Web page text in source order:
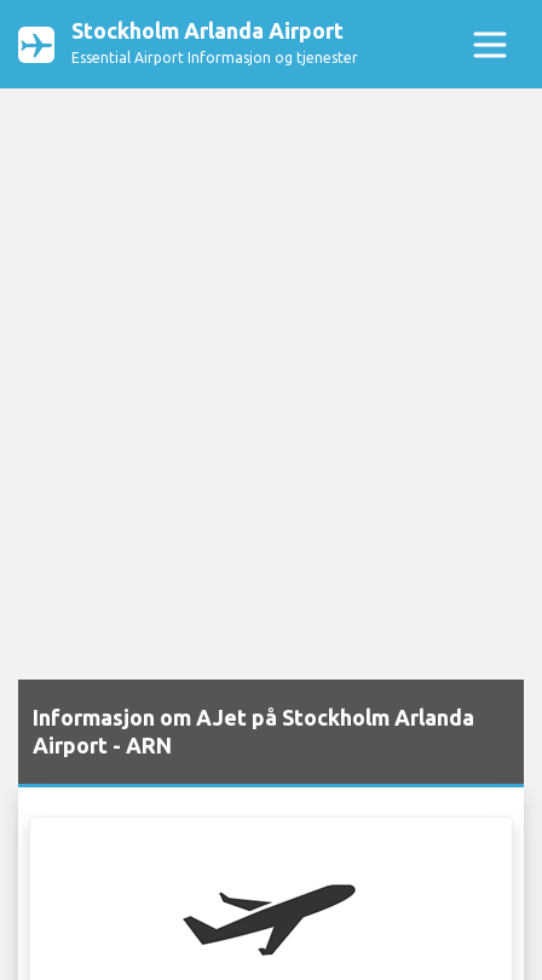
Stockholm Arlanda Airport
Essential Airport Informasjon og tjenester
Informasjon om AJet på Stockholm Arlanda
Airport - ARN